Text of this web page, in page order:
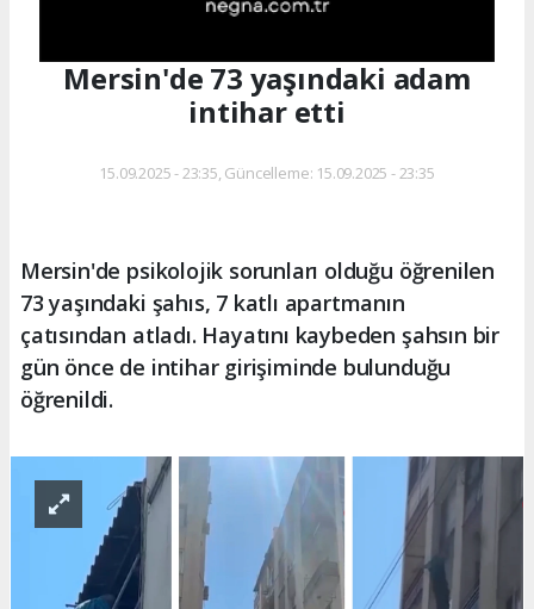
Mersin'de 73 yaşındaki adam
intihar etti
15.09.2025 - 23:35, Güncelleme: 15.09.2025 - 23:35
Mersin'de psikolojik sorunları olduğu öğrenilen
73 yaşındaki şahıs, 7 katlı apartmanın
çatısından atladı. Hayatını kaybeden şahsın bir
gün önce de intihar girişiminde bulunduğu
öğrenildi.